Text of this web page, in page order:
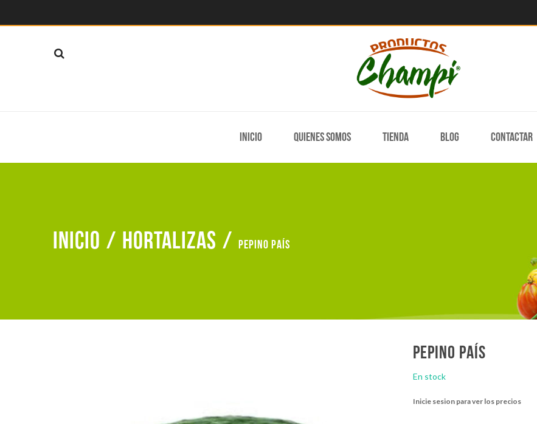
Inicio Quienes somos Tienda Blog Contactar
Inicio / Hortalizas / Pepino país
Pepino país
En stock
Inicie sesion para ver los precios